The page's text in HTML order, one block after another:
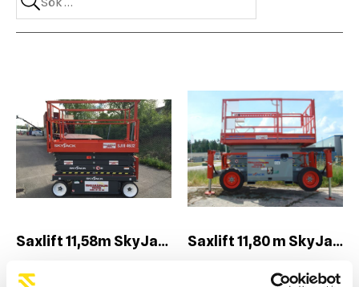
Saxlift 11,58m SkyJack 4632 Saxlift 11,80 m SkyJack 6832RT